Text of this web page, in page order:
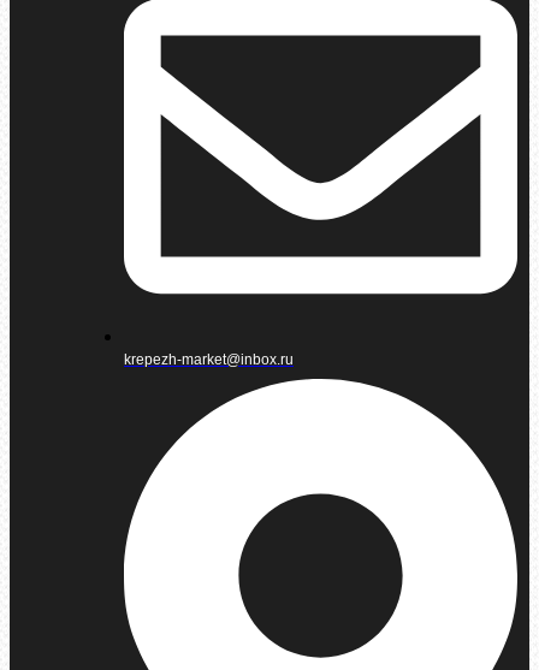
krepezh-market@inbox.ru